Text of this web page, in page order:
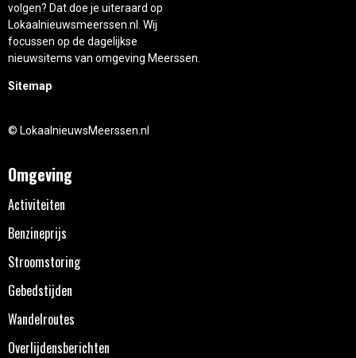
volgen? Dat doe je uiteraard op
Lokaalnieuwsmeerssen.nl. Wij
focussen op de dagelijkse
nieuwsitems van omgeving Meerssen.
Sitemap
© LokaalnieuwsMeerssen.nl
Omgeving
Activiteiten
Benzineprijs
Stroomstoring
Gebedstijden
Wandelroutes
Overlijdensberichten